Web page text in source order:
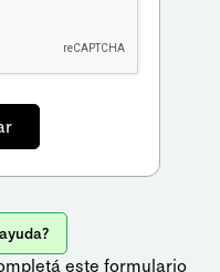
este formulario